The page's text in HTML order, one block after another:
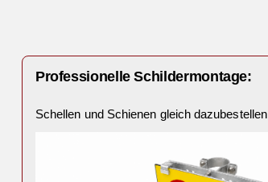
Professionelle Schildermontage:
Schellen und Schienen gleich dazubestellen